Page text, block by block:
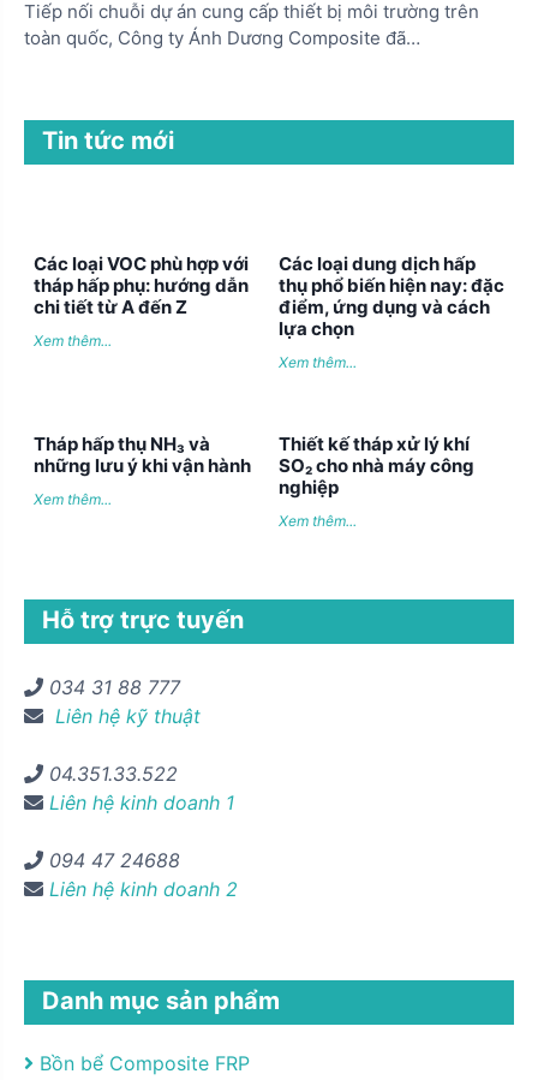
Tiếp nối chuỗi dự án cung cấp thiết bị môi trường trên
toàn quốc, Công ty Ánh Dương Composite đã…
Tin tức mới
Các loại VOC phù hợp với
tháp hấp phụ: hướng dẫn
chi tiết từ A đến Z
Xem thêm...
Các loại dung dịch hấp
thụ phổ biến hiện nay: đặc
điểm, ứng dụng và cách
lựa chọn
Xem thêm...
Tháp hấp thụ NH₃ và
những lưu ý khi vận hành
Xem thêm...
Thiết kế tháp xử lý khí
SO₂ cho nhà máy công
nghiệp
Xem thêm...
Hỗ trợ trực tuyến
034 31 88 777
Liên hệ kỹ thuật
04.351.33.522
Liên hệ kinh doanh 1
094 47 24688
Liên hệ kinh doanh 2
Danh mục sản phẩm
Bồn bể Composite FRP